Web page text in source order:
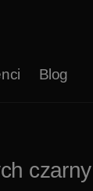
Blog